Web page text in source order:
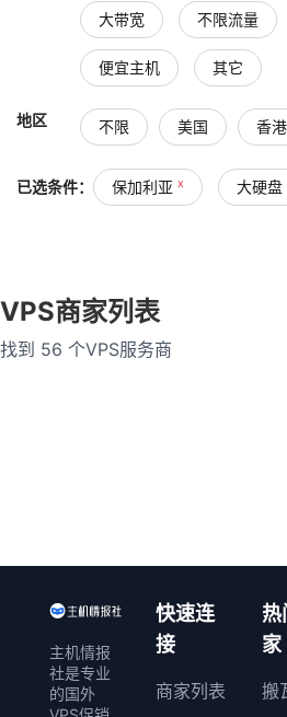
大带宽 不限流量
便宜主机 其它
地区 不限 美国 香港
台湾 中国大陆
德国
智利 捷克共和国
阿联酋迪拜 卢森堡
印度尼西亚 保加利亚
已选条件： 保加利亚 x 大硬盘
VPS商家列表
找到 56 个VPS服务商
主机情报
社是专业
的国外
快速连
接
商家列表
热
家
搬